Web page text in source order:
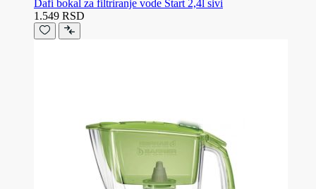
Dafi bokal za filtriranje vode Start 2,4l sivi
1.549 RSD